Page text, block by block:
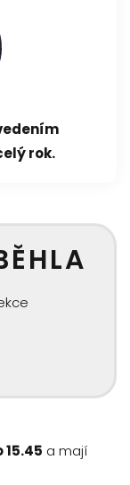
rok.
15.45 a mají